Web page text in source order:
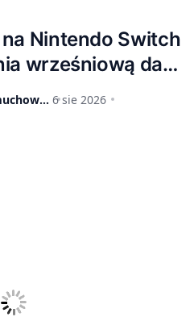
Nintendo Switch
wrześniową datę
i cenę
Jakub Dmuchowski 6 sie 2026